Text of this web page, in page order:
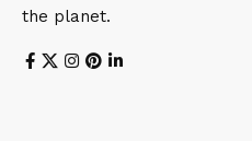
the planet.